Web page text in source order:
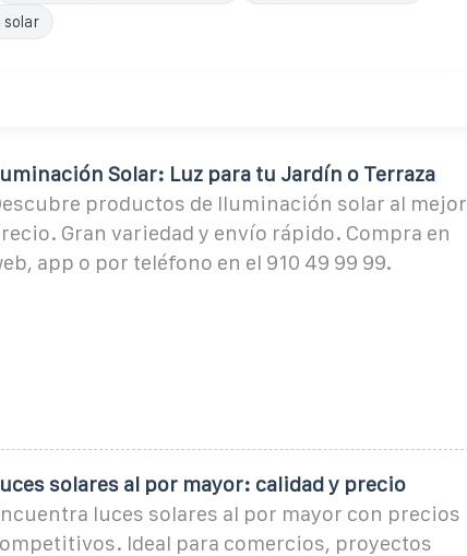
solar
Solar: Luz para tu Jardín o Terraza
productos de Iluminación solar al mejor
Gran variedad y envío rápido. Compra en
app o por teléfono en el 910 49 99 99.
solares al por mayor: calidad y precio
luces solares al por mayor con precios
Ideal para comercios, proyectos